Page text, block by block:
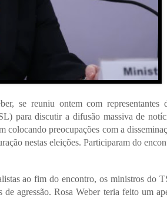
se reuniu ontem com representantes
para discutir a difusão massiva de
colocando preocupações com a
nestas eleições. Participaram do
ao fim do encontro, os ministros do
de agressão. Rosa Weber teria feito um